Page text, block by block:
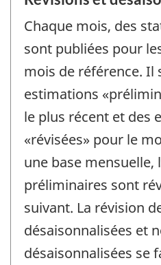
Chaque mois, des
sont publiées pour
mois de référence. Il
estimations
le plus récent et des
«révisées» pour le
une base mensuelle,
préliminaires sont
suivant. La révision
désaisonnalisées et
désaisonnalisées se